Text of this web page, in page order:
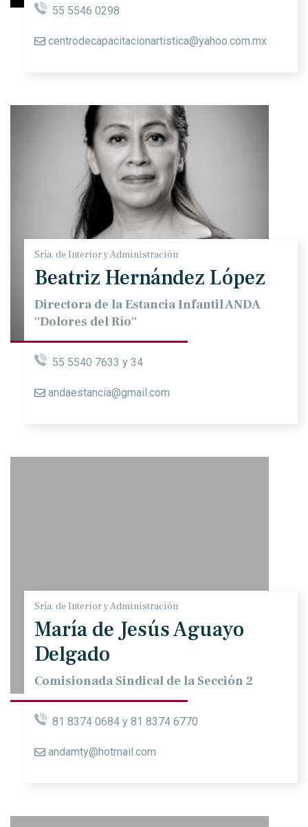
55 5546 0298
centrodecapacitacionartistica@yahoo.com.mx
Sría. de Interior y Administración
Beatriz Hernández López
Directora de la Estancia Infantil ANDA
''Dolores del Río''
55 5540 7633 y 34
andaestancia@gmail.com
Sría. de Interior y Administración
María de Jesús Aguayo
Delgado
Comisionada Sindical de la Sección 2
81 8374 0684 y 81 8374 6770
andamty@hotmail.com